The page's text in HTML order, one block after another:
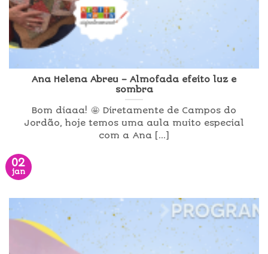
Ana Helena Abreu – Almofada efeito luz e
sombra
Bom diaaa! 🤩 Diretamente de Campos do
Jordão, hoje temos uma aula muito especial
com a Ana [...]
02
jan